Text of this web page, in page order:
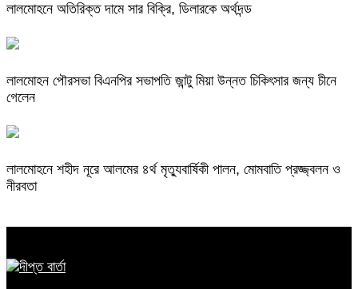
লালমোহনে অতিরিক্ত দামে সার বিক্রি, ডিলারকে অর্থদন্ড
লালমোহন পৌরসভা বিএনপির সভাপতি জান্টু মিয়া উন্নত চিকিৎসার জন্য চীনে
গেলেন
লালমোহনে শহীদ নূরে আলমের ৪র্থ মৃত্যুবার্ষিকী পালন, মোমবাতি প্রজ্জ্বলন ও
নীরবতা